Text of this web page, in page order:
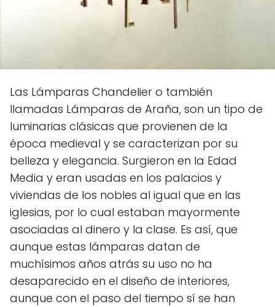
Las Lámparas Chandelier o también
llamadas Lámparas de Araña, son un tipo de
luminarias clásicas que provienen de la
época medieval y se caracterizan por su
belleza y elegancia. Surgieron en la Edad
Media y eran usadas en los palacios y
viviendas de los nobles al igual que en las
iglesias, por lo cual estaban mayormente
asociadas al dinero y la clase. Es así, que
aunque estas lámparas datan de
muchísimos años atrás su uso no ha
desaparecido en el diseño de interiores,
aunque con el paso del tiempo sí se han